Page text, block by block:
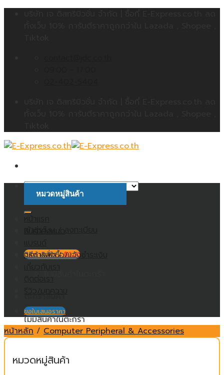
ค้นหา:
ตะกร้าสินค้า /฿0.00
ไม่มีสินค้าในตะกร้า
หมวดหมู่สินค้า
วิธีการสั่งซื้อ/แจ้งชำระเงิน
ติดต่อเรา
ขอใบเสนอราคา
หน้าหลัก / Computer Peripheral & Accessories
หมวดหมู่สินค้า